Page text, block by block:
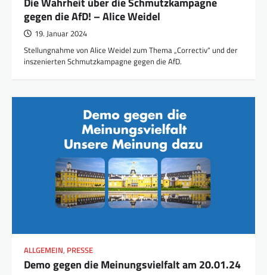
gegen die AfD! – Alice Weidel
19. Januar 2024
Stellungnahme von Alice Weidel zum Thema „Correctiv“ und der
inszenierten Schmutzkampagne gegen die AfD.
ALLGEMEIN, PRESSE
Demo gegen die Meinungsvielfalt am 20.01.24